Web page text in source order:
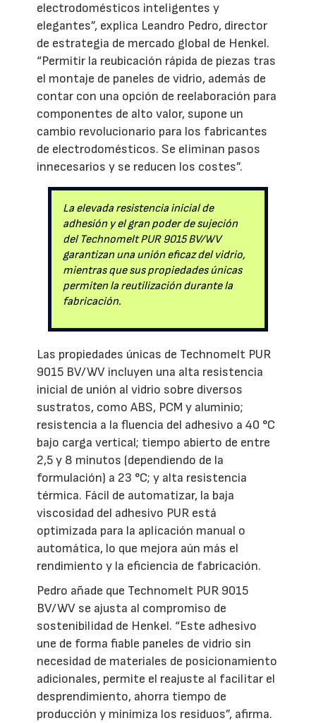
electrodomésticos inteligentes y
elegantes”, explica Leandro Pedro, director
de estrategia de mercado global de Henkel.
“Permitir la reubicación rápida de piezas tras
el montaje de paneles de vidrio, además de
contar con una opción de reelaboración para
componentes de alto valor, supone un
cambio revolucionario para los fabricantes
de electrodomésticos. Se eliminan pasos
innecesarios y se reducen los costes”.
La elevada resistencia inicial de
adhesión y el gran poder de sujeción
del Technomelt PUR 9015 BV/WV
garantizan una unión eficaz del vidrio,
mientras que sus propiedades únicas
permiten la reutilización durante la
fabricación.
Las propiedades únicas de Technomelt PUR
9015 BV/WV incluyen una alta resistencia
inicial de unión al vidrio sobre diversos
sustratos, como ABS, PCM y aluminio;
resistencia a la fluencia del adhesivo a 40 °C
bajo carga vertical; tiempo abierto de entre
2,5 y 8 minutos (dependiendo de la
formulación) a 23 °C; y alta resistencia
térmica. Fácil de automatizar, la baja
viscosidad del adhesivo PUR está
optimizada para la aplicación manual o
automática, lo que mejora aún más el
rendimiento y la eficiencia de fabricación.
Pedro añade que Technomelt PUR 9015
BV/WV se ajusta al compromiso de
sostenibilidad de Henkel. “Este adhesivo
une de forma fiable paneles de vidrio sin
necesidad de materiales de posicionamiento
adicionales, permite el reajuste al facilitar el
desprendimiento, ahorra tiempo de
producción y minimiza los residuos”, afirma.